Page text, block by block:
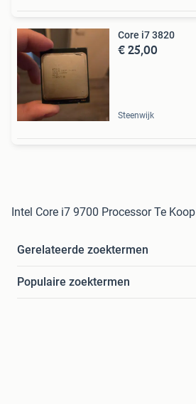
Core i7 3820
€ 25,00
Steenwijk
Intel Core i7 9700 Processor Te Koop
Gerelateerde zoektermen
Populaire zoektermen